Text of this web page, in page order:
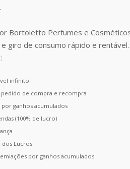
Bortoletto Perfumes e
giro de consumo rápido e
:
infinito
pedido de compra e recompra
por ganhos acumulados
(100% de lucro)
dos Lucros
por ganhos acumulados